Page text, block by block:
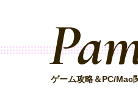
ゲーム攻略＆PC/Mac